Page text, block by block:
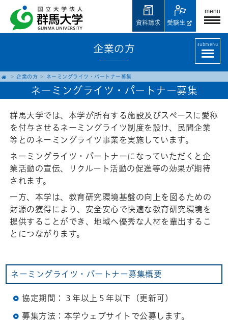
menu
受験生
資料請求
企業の方 submenu
企業の方 ネーミングライツ・パートナー募集
ネーミングライツ・パートナー募集
群馬大学では、本学が所有する施設及びスペースに愛称
を付与させるネーミングライツ制度を設け、民間企業
等とのネーミングライツ事業を実施しています。
ネーミングライツ・パートナーになっていただくと企
業活動の宣伝、リクルート活動の促進等の効果が期待
されます。
一方、本学は、教育研究環境基盤の向上を図るための
財源の獲得により、安全安心で快適な教育研究環境を
提供することができ、地域へ優秀な人材を輩出するこ
とにつながります。
ネーミングライツ・パートナー募集概要
協定期間：３年以上５年以下（更新可）
募集方法：本学ウェブサイトで公募します。